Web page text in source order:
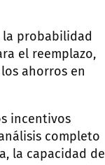
la probabilidad
el reemplazo,
ahorros en
incentivos
completo
la capacidad de